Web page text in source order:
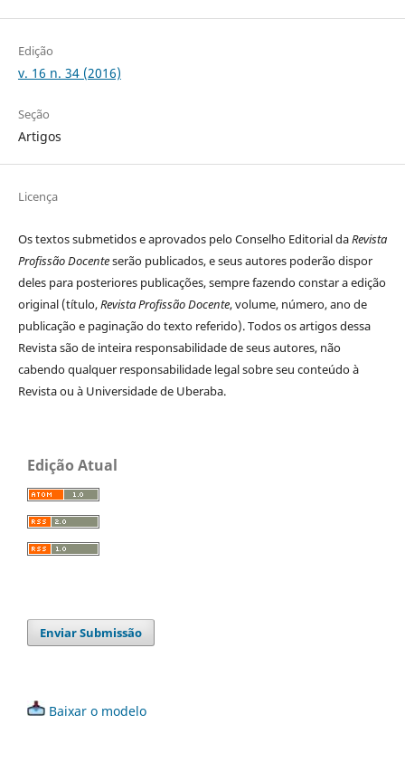
Edição
v. 16 n. 34 (2016)
Seção
Artigos
Licença
Os textos submetidos e aprovados pelo Conselho Editorial daRevista
Profissão Docenteserão publicados, e seus autores poderão dispor
deles para posteriores publicações, sempre fazendo constar a edição
original (título,Revista Profissão Docente, volume, número, ano de
publicação e paginação do texto referido). Todos os artigos dessa
Revista são de inteira responsabilidade de seus autores, não
cabendo qualquer responsabilidade legal sobre seu conteúdo à
Revista ou à Universidade de Uberaba.
Edição Atual
Enviar Submissão
Baixar o modelo